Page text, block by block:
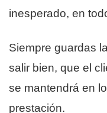
inesperado, en
Siempre guardas
salir bien, que el
se mantendrá en
prestación.